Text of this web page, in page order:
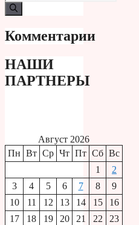
Комментарии
НАШИ
ПАРТНЕРЫ
Август 2026
Пн Вт Ср Чт Пт Сб Вс
1
2
3
4 5 6 7 8
9
10
11 12 13 14 15
16
17
18 19 20 21 22 23